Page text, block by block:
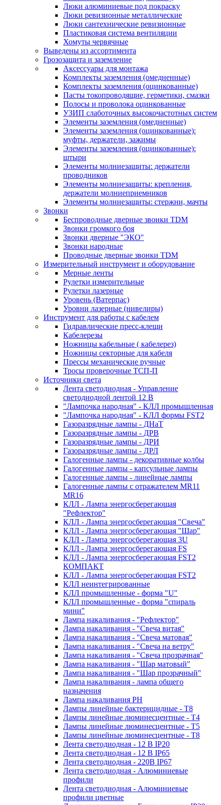
Люки алюминиевые под покраску
Люки ревизионные металлические
Люки сантехнические ревизионные
Пластиковая система вентиляции
Хомуты червячные
Выведены из ассортимента
Грозозащита и заземление
Аксессуары для монтажа
Комплекты заземления (омедненные)
Комплекты заземления (оцинкованные)
Пасты токопроводящие, герметики, смазки
Полосы и проволока оцинкованные
УЗИП слаботочных высокочастотных систем
Элементы заземления (омедненные)
Элементы заземления (оцинкованные):
муфты, держатели, зажимы
Элементы заземления (оцинкованные):
штыри
Элементы молниезащиты: держатели
проводников
Элементы молниезащиты: крепления,
держатели молниеприемников
Элементы молниезащиты: стержни, мачты
Звонки
Беспроводные дверные звонки TDM
Звонки громкого боя
Звонки дверные "ЭКО"
Звонки народные
Проводные дверные звонки TDM
Измерительный инструмент и оборудование
Мерные ленты
Рулетки измерительные
Рулетки лазерные
Уровень (Ватерпас)
Уровни лазерные (нивелиры)
Инструмент для работы с кабелем
Гидравлические пресс-клещи
Кабелерезы
Ножницы кабельные ( кабелерез)
Ножницы секторные для кабеля
Прессы механические ручные
Тросы проверочные ТСП-П
Источники света
Лента светодиодная - Управление
светодиодной лентой 12 В
"Лампочка народная" - КЛЛ промышленная
"Лампочка народная" - КЛЛ формы FST2
Газоразрядные лампы - ДНаТ
Газоразрядные лампы - ДРВ
Газоразрядные лампы - ДРИ
Газоразрядные лампы - ДРЛ
Галогенные лампы - декоративные колбы
Галогенные лампы - капсульные лампы
Галогенные лампы - линейные лампы
Галогенные лампы с отражателем MR11
MR16
КЛЛ - Лампа энергосберегающая
"Рефлектор"
КЛЛ - Лампа энергосберегающая "Свеча"
КЛЛ - Лампа энергосберегающая "Шар"
КЛЛ - Лампа энергосберегающая 3U
КЛЛ - Лампа энергосберегающая FS
КЛЛ - Лампа энергосберегающая FST2
КОМПАКТ
КЛЛ - Лампа энергосберегающая FSТ2
КЛЛ неинтегрированные
КЛЛ промышленные - форма "U"
КЛЛ промышленные - форма "спираль
мини"
Лампа накаливания - "Рефлектор"
Лампа накаливания - "Свеча витая"
Лампа накаливания - "Свеча матовая"
Лампа накаливания - "Свеча на ветру"
Лампа накаливания - "Свеча прозрачная"
Лампа накаливания - "Шар матовый"
Лампа накаливания - "Шар прозрачный"
Лампа накаливания - лампа общего
назначения
Лампа накаливания РН
Лампы линейные бактерицидные - Т8
Лампы линейные люминесцентные - Т4
Лампы линейные люминесцентные - Т5
Лампы линейные люминесцентные - Т8
Лента светодиодная - 12 В IP20
Лента светодиодная - 12 В IP65
Лента светодиодная - 220В IP67
Лента светодиодная - Алюминиевые
профили
Лента светодиодная - Алюминиевые
профили цветные